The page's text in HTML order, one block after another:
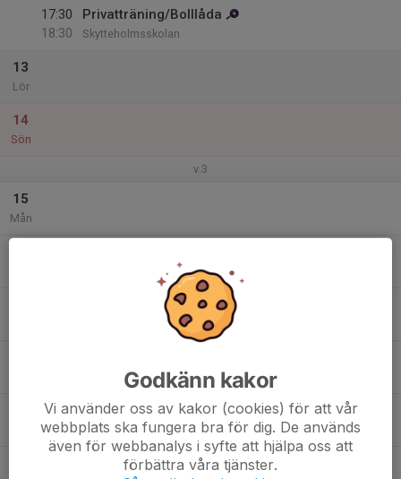
17:30
18:30
Privatträning/Bolllåda
Skytteholmsskolan
13
Lör
14
Sön
v.3
15
Mån
Skytteholmsskolan
Privatträning/Bolllåda
Skytteholmsskolan
17:30
18:30
Träning
Skytteholmsskolan
Privatträning/Bolllåda
Godkänn kakor
Vi använder oss av kakor (cookies) för att vår
webbplats ska fungera bra för dig. De används
även för webbanalys i syfte att hjälpa oss att
förbättra våra tjänster.